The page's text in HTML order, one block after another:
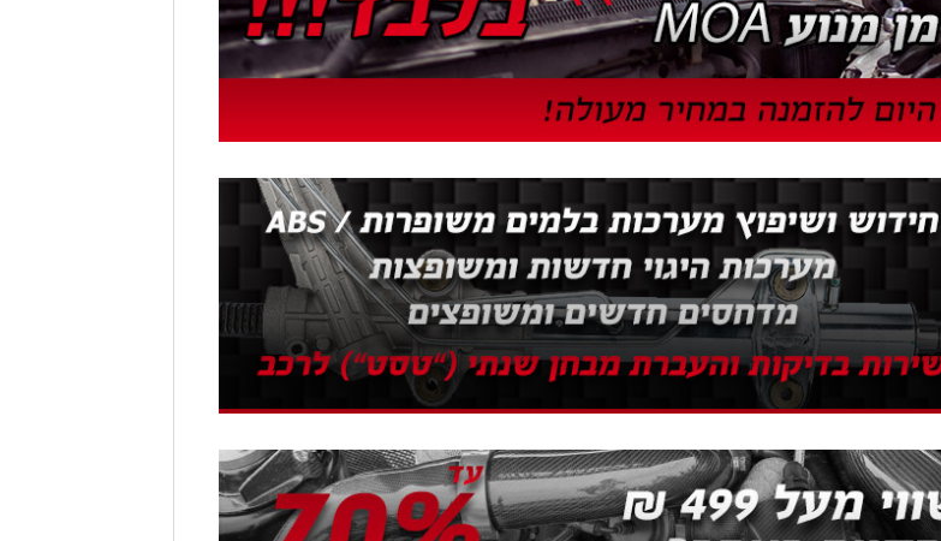
שונות
חלפים ל BMW ומרצדס
תושבות + פולים מנוע מערכות בלמים